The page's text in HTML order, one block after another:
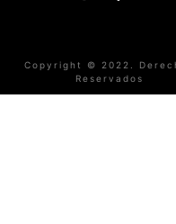
Copyright © 2022.
Reservados